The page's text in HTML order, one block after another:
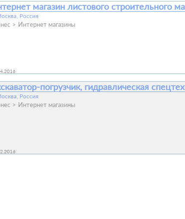
магазин листового строительного
Россия
Интернет магазины
погрузчик, гидравлическая
Россия
Интернет магазины